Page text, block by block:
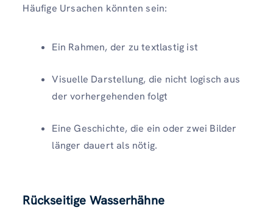
Häufige Ursachen könnten sein:
Ein Rahmen, der zu textlastig ist
Visuelle Darstellung, die nicht logisch aus
der vorhergehenden folgt
Eine Geschichte, die ein oder zwei Bilder
länger dauert als nötig.
Rückseitige Wasserhähne